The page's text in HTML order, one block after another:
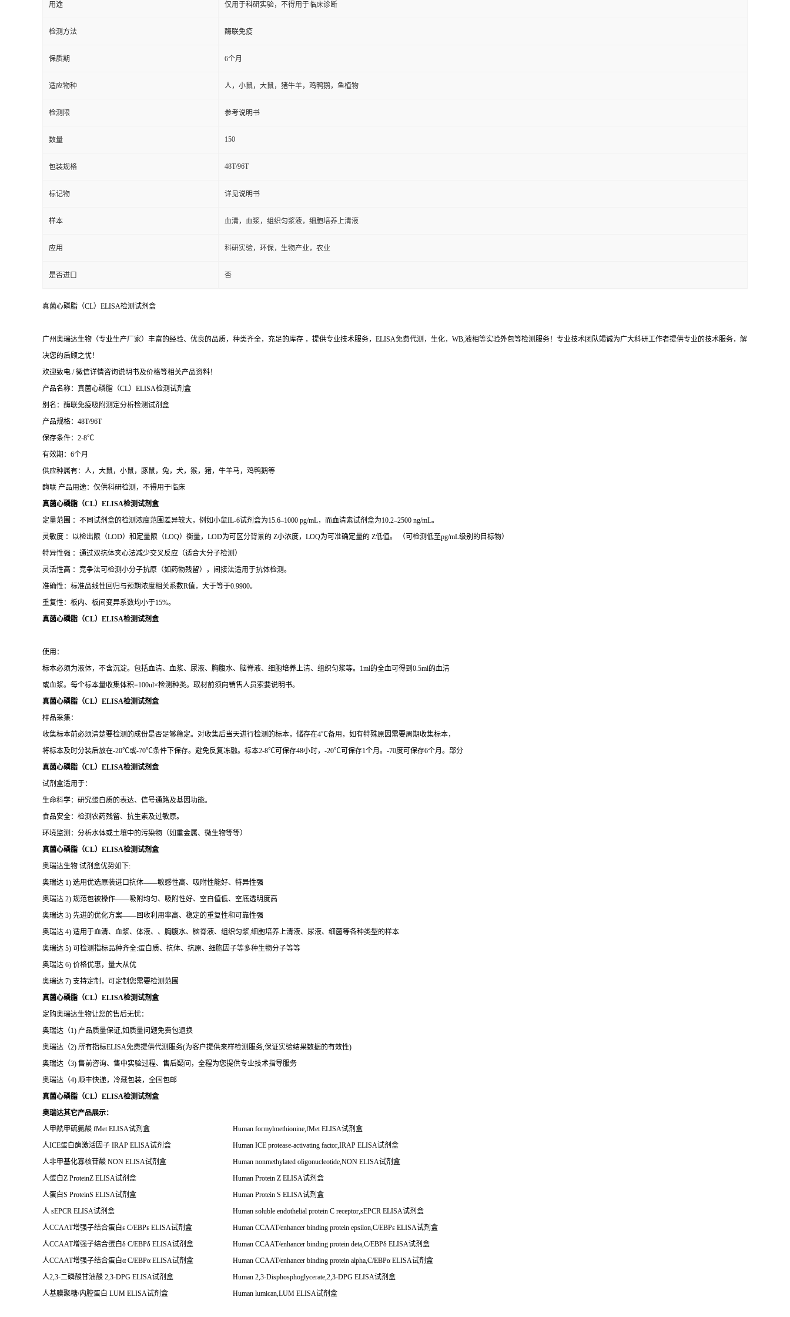
用途 仅用于科研实验，不得用于临床诊断
检测方法 酶联免疫
保质期 6个月
适应物种 人，小鼠，大鼠，猪牛羊，鸡鸭鹅，鱼植物
检测限 参考说明书
数量 150
包装规格 48T/96T
标记物 详见说明书
样本 血清，血浆，组织匀浆液，细胞培养上清液
应用 科研实验，环保，生物产业，农业
是否进口 否
真菌心磷脂（CL）ELISA检测试剂盒
广州奥瑞达生物（专业生产厂家）丰富的经验、优良的品质，种类齐全，充足的库存 ，提供专业技术服务，ELISA免费代测，生化，WB,液相等实验外包等检测服务！专业技术团队竭诚为广大科研工作者提供专业的技术服务，解
决您的后顾之忧！
欢迎致电 / 微信详情咨询说明书及价格等相关产品资料！
产品名称： 真菌心磷脂（CL）ELISA检测试剂盒
别名：酶联免疫吸附测定分析检测试剂盒
产品规格：48T/96T
保存条件：2-8℃
有效期：6个月
供应种属有：人，大鼠，小鼠，豚鼠，兔，犬，猴，猪，牛羊马，鸡鸭鹅等
酶联 产品用途：仅供科研检测，不得用于临床
真菌心磷脂（CL）ELISA检测试剂盒
定量范围 ：不同试剂盒的检测浓度范围差异较大，例如小鼠IL-6试剂盒为15.6–1000 pg/mL，而血清素试剂盒为10.2–2500 ng/mL。
灵敏度 ：以检出限（LOD）和定量限（LOQ）衡量，LOD为可区分背景的 Z小浓度，LOQ为可准确定量的 Z低值。 （可检测低至pg/mL级别的目标物）
特异性强 ：通过双抗体夹心法减少交叉反应（适合大分子检测）
灵活性高 ：竞争法可检测小分子抗原（如药物残留），间接法适用于抗体检测。
准确性：标准品线性回归与预期浓度相关系数R值，大于等于0.9900。
重复性：板内、板间变异系数均小于15%。
真菌心磷脂（CL）ELISA检测试剂盒
使用：
标本必须为液体，不含沉淀。包括血清、血浆、尿液、胸腹水、脑脊液、细胞培养上清、组织匀浆等。1ml的全血可得到0.5ml的血清
或血浆。每个标本量收集体积=100ul×检测种类。取材前须向销售人员索要说明书。
真菌心磷脂（CL）ELISA检测试剂盒
样品采集：
收集标本前必须清楚要检测的成份是否足够稳定。对收集后当天进行检测的标本，储存在4℃备用，如有特殊原因需要周期收集标本，
将标本及时分装后放在-20℃或-70℃条件下保存。避免反复冻融。标本2-8℃可保存48小时，-20℃可保存1个月。-70度可保存6个月。部分
真菌心磷脂（CL）ELISA检测试剂盒
试剂盒适用于：
生命科学：研究蛋白质的表达、信号通路及基因功能。
食品安全：检测农药残留、抗生素及过敏原。
环境监测：分析水体或土壤中的污染物（如重金属、微生物等等）
真菌心磷脂（CL）ELISA检测试剂盒
奥瑞达生物 试剂盒优势如下:
奥瑞达 1) 选用优选原装进口抗体——敏感性高、吸附性能好、特异性强
奥瑞达 2) 规范包被操作——吸附均匀、吸附性好、空白值低、空底透明度高
奥瑞达 3) 先进的优化方案——回收利用率高、稳定的重复性和可靠性强
奥瑞达 4) 适用于血清、血浆、体液、、胸腹水、脑脊液、组织匀浆,细胞培养上清液、尿液、细菌等各种类型的样本
奥瑞达 5) 可检测指标品种齐全:蛋白质、抗体、抗原、细胞因子等多种生物分子等等
奥瑞达 6) 价格优惠，量大从优
奥瑞达 7) 支持定制，可定制您需要检测范围
真菌心磷脂（CL）ELISA检测试剂盒
定购奥瑞达生物让您的售后无忧：
奥瑞达（1) 产品质量保证,如质量问题免费包退换
奥瑞达（2) 所有指标ELISA免费提供代测服务(为客户提供来样检测服务,保证实验结果数据的有效性)
奥瑞达（3) 售前咨询、售中实验过程、售后疑问，全程为您提供专业技术指导服务
奥瑞达（4) 顺丰快递，冷藏包装，全国包邮
真菌心磷脂（CL）ELISA检测试剂盒
奥瑞达其它产品展示：
人甲酰甲硫氨酸 fMet ELISA试剂盒 Human formylmethionine,fMet ELISA试剂盒
人ICE蛋白酶激活因子 IRAP ELISA试剂盒 Human ICE protease-activating factor,IRAP ELISA试剂盒
人非甲基化寡核苷酸 NON ELISA试剂盒 Human nonmethylated oligonucleotide,NON ELISA试剂盒
人蛋白Z ProteinZ ELISA试剂盒 Human Protein Z ELISA试剂盒
人蛋白S ProteinS ELISA试剂盒 Human Protein S ELISA试剂盒
人 sEPCR ELISA试剂盒 Human soluble endothelial protein C receptor,sEPCR ELISA试剂盒
人CCAAT增强子结合蛋白ε C/EBPε ELISA试剂盒 Human CCAAT/enhancer binding protein epsilon,C/EBPε ELISA试剂盒
人CCAAT增强子结合蛋白δ C/EBPδ ELISA试剂盒 Human CCAAT/enhancer binding protein deta,C/EBPδ ELISA试剂盒
人CCAAT增强子结合蛋白α C/EBPα ELISA试剂盒 Human CCAAT/enhancer binding protein alpha,C/EBPα ELISA试剂盒
人2,3-二磷酸甘油酸 2,3-DPG ELISA试剂盒 Human 2,3-Disphosphoglycerate,2,3-DPG ELISA试剂盒
人基膜聚糖/内腔蛋白 LUM ELISA试剂盒 Human lumican,LUM ELISA试剂盒